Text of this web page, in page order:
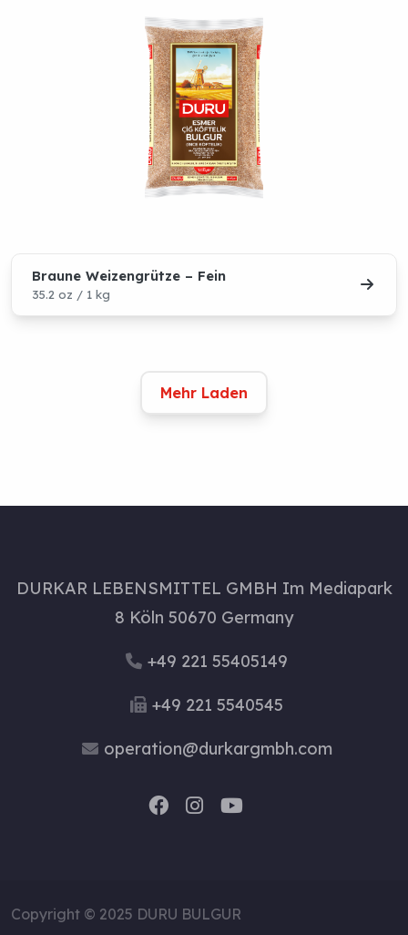
Braune Weizengrütze – Fein
35.2 oz / 1 kg
Mehr Laden
DURKAR LEBENSMITTEL GMBH Im Mediapark
8 Köln 50670 Germany
+49 221 55405149
+49 221 5540545
operation@durkargmbh.com
Copyright © 2025 DURU BULGUR